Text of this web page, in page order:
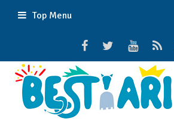
Top Menu